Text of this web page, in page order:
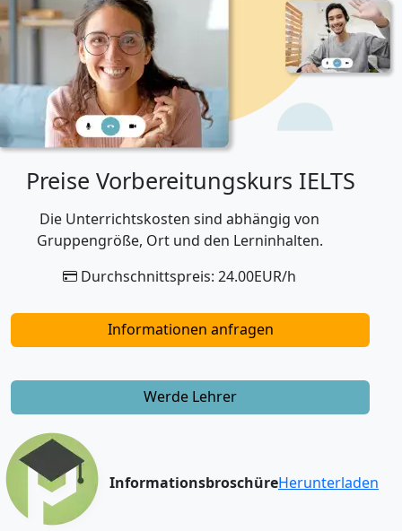
Preise Vorbereitungskurs IELTS
Die Unterrichtskosten sind abhängig von
Gruppengröße, Ort und den Lerninhalten.
Durchschnittspreis: 24.00EUR/h
Informationen anfragen
Werde Lehrer
InformationsbroschüreHerunterladen